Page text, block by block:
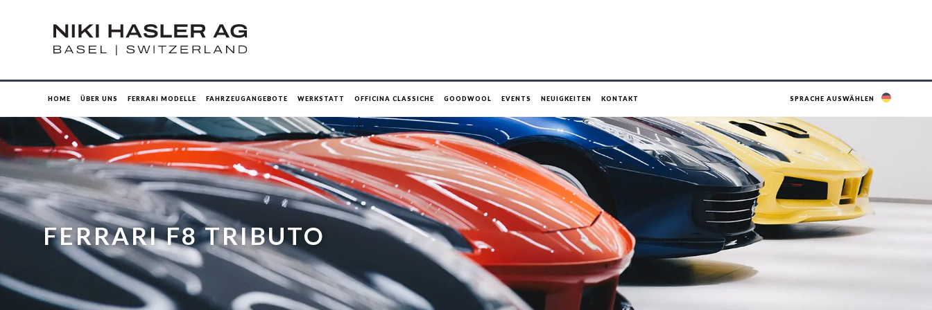
HOME ÜBER UNS FERRARI MODELLE FAHRZEUGANGEBOTE WERKSTATT OFFICINA CLASSICHE GOODWOOL EVENTS NEUIGKEITEN KONTAKT SPRACHE AUSWÄHLEN
FERRARI F8 TRIBUTO